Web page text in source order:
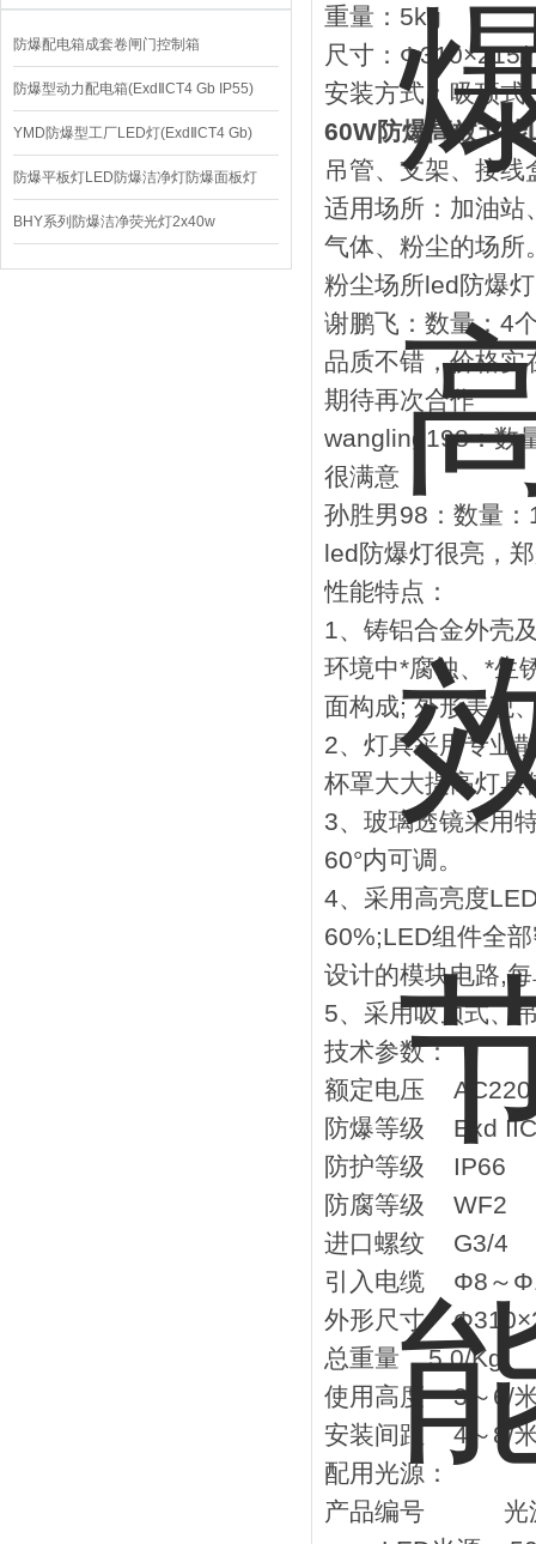
防爆配电箱成套卷闸门控制箱
防爆型动力配电箱(ExdⅡCT4 Gb IP55)
YMD防爆型工厂LED灯(ExdⅡCT4 Gb)
220V/150W
防爆平板灯LED防爆洁净灯防爆面板灯
BHY系列防爆洁净荧光灯2x40w
重量：5kg
尺寸：Φ310×215/
安装方式：吸顶式
60W防爆高效节
吊管、支架、接
适用场所：加油站
气体、粉尘的场所
粉尘场所led防爆
谢鹏飞：数量：4
品质不错，价格实
期待再次合作
wangling198：数
很满意
孙胜男98：数量
led防爆灯很亮，
性能特点：
1、铸铝合金外壳
环境中*腐蚀、*生
面构成; 外形美观
2、灯具采用专业
杯罩大大提高灯具
3、玻璃透镜采用
60°内可调。
4、采用高亮度
60%;LED组件全
设计的模块电路,
5、 采用吸顶式、
技术参数：
额定电压
防爆等级 Exd
防护等级 IP66
防腐等级 WF2
进口螺纹 G3/4
引入电缆 Φ8～
外形尺寸
总重量 5.0/Kg
使用高度 3～
安装间距 4～8/
配用光源：
产品编号 光源